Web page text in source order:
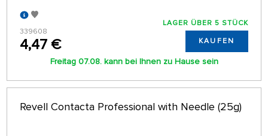
339608
4,47 €
LAGER ÜBER 5 STÜCK
KAUFEN
Freitag 07.08. kann bei Ihnen zu Hause sein
Revell Contacta Professional with Needle (25g)